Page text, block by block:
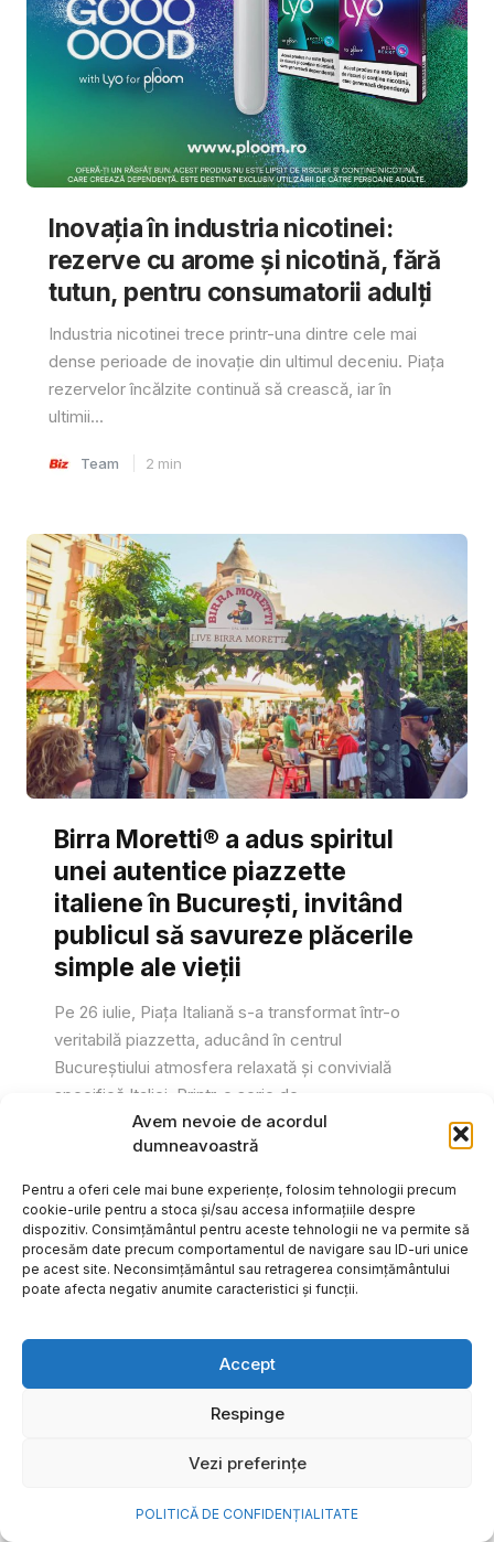
Avem nevoie de acordul
dumneavoastră
Pentru a oferi cele mai bune experiențe, folosim tehnologii precum
cookie-urile pentru a stoca și/sau accesa informațiile despre
dispozitiv. Consimțământul pentru aceste tehnologii ne va permite să
procesăm date precum comportamentul de navigare sau ID-uri unice
pe acest site. Neconsimțământul sau retragerea consimțământului
poate afecta negativ anumite caracteristici și funcții.
Accept
Respinge
Vezi preferințe
POLITICĂ DE CONFIDENȚIALITATE
Inovația în industria nicotinei:
rezerve cu arome și nicotină, fără
tutun, pentru consumatorii adulți
Industria nicotinei trece printr-una dintre cele mai
dense perioade de inovație din ultimul deceniu. Piața
rezervelor încălzite continuă să crească, iar în
ultimii...
Team 2 min
Birra Moretti® a adus spiritul
unei autentice piazzette
italiene în București, invitând
publicul să savureze plăcerile
simple ale vieții
Pe 26 iulie, Piața Italiană s-a transformat într-o
veritabilă piazzetta, aducând în centrul
Bucureștiului atmosfera relaxată și convivială
specifică Italiei. Printr-o serie de...
Gabriel Barliga
frumoase amintiri ale verii într-